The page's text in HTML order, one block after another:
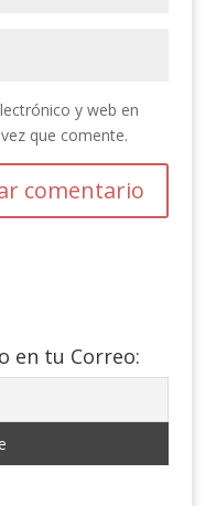
y web en
que comente.
en tu Correo: